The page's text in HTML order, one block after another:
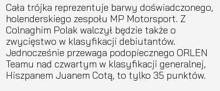
Cała trójka reprezentuje barwy doświadczonego,
holenderskiego zespołu MP Motorsport. Z
Colnaghim Polak walczył będzie także o
zwycięstwo w klasyfikacji debiutantów.
Jednocześnie przewaga podopiecznego ORLEN
Teamu nad czwartym w klasyfikacji generalnej,
Hiszpanem Juanem Cotą, to tylko 35 punktów.